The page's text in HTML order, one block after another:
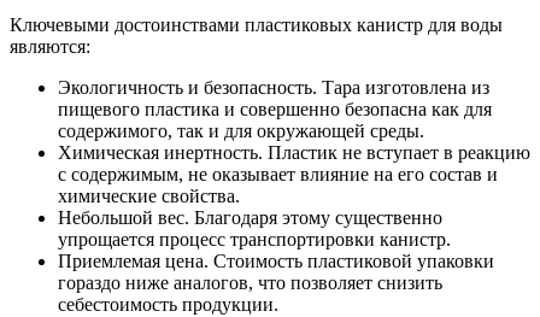
Ключевыми достоинствами пластиковых канистр для воды
являются:
Экологичность и безопасность. Тара изготовлена из
пищевого пластика и совершенно безопасна как для
содержимого, так и для окружающей среды.
Химическая инертность. Пластик не вступает в реакцию
с содержимым, не оказывает влияние на его состав и
химические свойства.
Небольшой вес. Благодаря этому существенно
упрощается процесс транспортировки канистр.
Приемлемая цена. Стоимость пластиковой упаковки
гораздо ниже аналогов, что позволяет снизить
себестоимость продукции.